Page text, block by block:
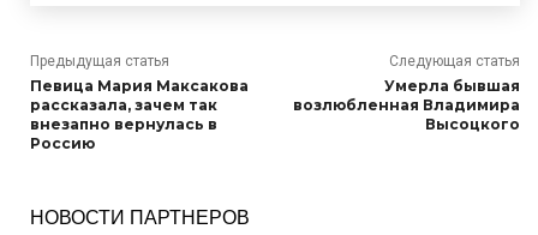
Предыдущая статья
Певица Мария Максакова
рассказала, зачем так
внезапно вернулась в
Россию
Следующая статья
Умерла бывшая
возлюбленная Владимира
Высоцкого
НОВОСТИ ПАРТНЕРОВ